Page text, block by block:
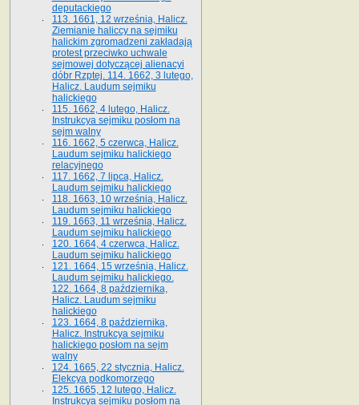
deputackiego
113. 1661, 12 września, Halicz.
Ziemianie haliccy na sejmiku
halickim zgromadzeni zakładają
protest przeciwko uchwale
sejmowej dotyczącej alienacyi
dóbr Rzptej. 114. 1662, 3 lutego,
Halicz. Laudum sejmiku
halickiego
115. 1662, 4 lutego, Halicz.
Instrukcya sejmiku posłom na
sejm walny
116. 1662, 5 czerwca, Halicz.
Laudum sejmiku halickiego
relacyjnego
117. 1662, 7 lipca, Halicz.
Laudum sejmiku halickiego
118. 1663, 10 września, Halicz.
Laudum sejmiku halickiego
119. 1663, 11 września, Halicz.
Laudum sejmiku halickiego
120. 1664, 4 czerwca, Halicz.
Laudum sejmiku halickiego
121. 1664, 15 września, Halicz.
Laudum sejmiku halickiego.
122. 1664, 8 października,
Halicz. Laudum sejmiku
halickiego
123. 1664, 8 października,
Halicz. Instrukcya sejmiku
halickiego posłom na sejm
walny
124. 1665, 22 stycznia, Halicz.
Elekcya podkomorzego
125. 1665, 12 lutego, Halicz.
Instrukcya sejmiku posłom na